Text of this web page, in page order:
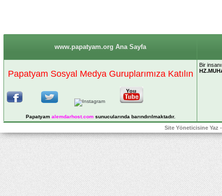
www.papatyam.org Ana Sayfa
Papatyam Sosyal Medya Guruplarımıza Katılın
Papatyam alemdarhost.comsunucularında barındırılmaktadır.
Bir
Site Yöneticisine Yaz